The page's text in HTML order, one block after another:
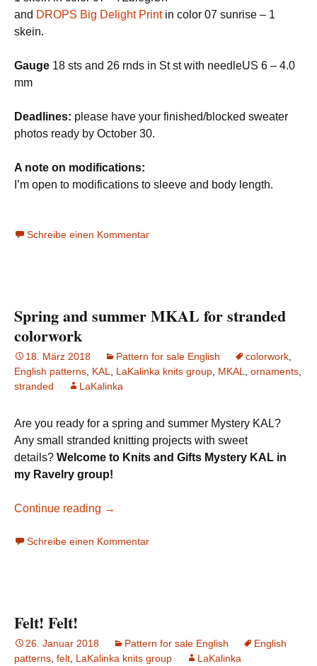
and DROPS Big Delight Printin color 07 sunrise – 1
skein.
Gauge 18 sts and 26 rnds in St st with needleUS 6 – 4.0
mm
Deadlines: please have your finished/blocked sweater
photos ready by October 30.
A note on modifications:
I’m open to modifications to sleeve and body length.
Schreibe einen Kommentar
Spring and summer MKAL for stranded
colorwork
18. März 2018 Pattern for sale English colorwork
English patterns KAL LaKalinka knits group MKAL ornaments
stranded
LaKalinka
Are you ready for a spring and summer Mystery KAL?
Any small stranded knitting projects with sweet
details? Welcome to Knits and Gifts Mystery KAL in
my Ravelry group!
Continue reading →
Schreibe einen Kommentar
Felt! Felt!
26. Januar 2018 Pattern for sale English
English
patterns felt LaKalinka knits group LaKalinka